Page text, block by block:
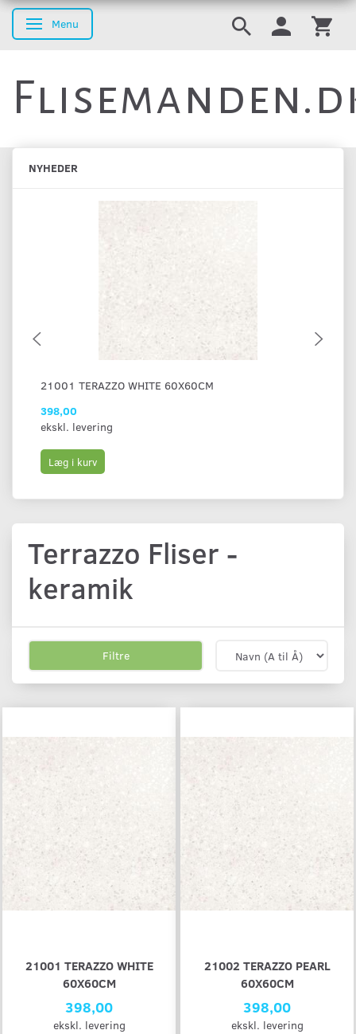
Skifte navigation
Menu
NYHEDER
21001 TERAZZO WHITE 60X60CM
398,00
ekskl. levering
Læg i kurv
Terrazzo Fliser -
keramik
Filtre
21001 TERAZZO WHITE
60X60CM
398,00
ekskl. levering
21002 TERAZZO PEARL
60X60CM
398,00
ekskl. levering